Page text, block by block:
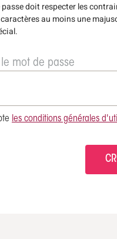
doit respecter les
au moins une
mot de passe
les conditions générales